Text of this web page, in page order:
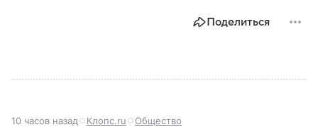
наследием, многонациональным населением и
Поделиться
10 часов назад Клопс.ru Общество